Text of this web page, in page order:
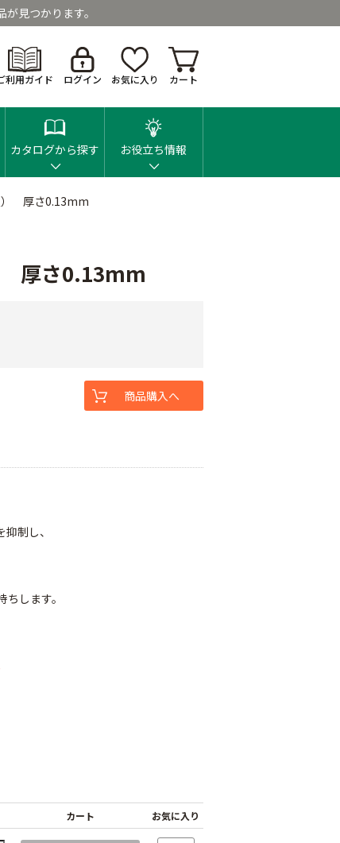
見つかります。
利用ガイド ログイン お気に入り カート
カタログから探す お役立ち情報
） 厚さ0.13mm
厚さ0.13mm
制し、
します。
商品購入へ
カート お気に入り